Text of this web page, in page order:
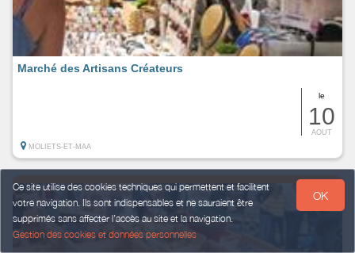
Ce site utilise des cookies techniques qui permettent et facilitent
votre navigation. Ils sont indispensables et ne sauraient être
supprimés sans affecter l’accès au site et la navigation.
Gestion des cookies et données personnelles
OK
le
10
AOUT
Marché des Artisans Créateurs
MOLIETS-ET-MAA